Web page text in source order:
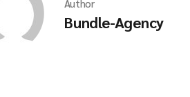
Author
Bundle-Agency